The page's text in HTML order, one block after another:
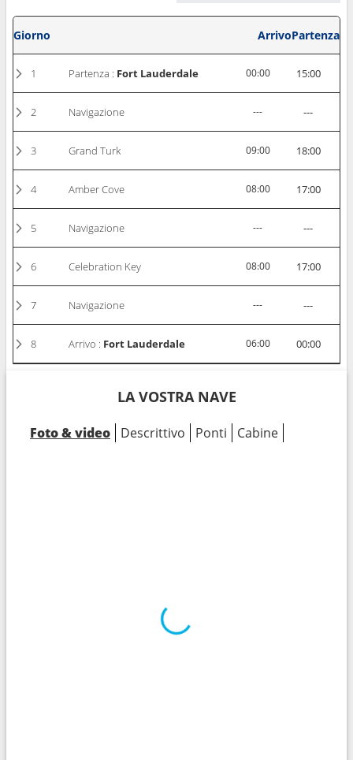
Giorno ArrivoPartenza
1 Partenza : Fort Lauderdale 00:00 15:00
2 Navigazione --- ---
3 Grand Turk 09:00 18:00
4 Amber Cove 08:00 17:00
5 Navigazione --- ---
6 Celebration Key 08:00 17:00
7 Navigazione --- ---
8 Arrivo : Fort Lauderdale 06:00 00:00
LA VOSTRA NAVE
Foto & video Descrittivo Ponti Cabine